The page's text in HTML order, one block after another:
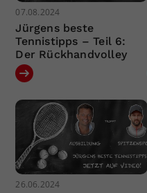
07.08.2024
Jürgens beste
Tennistipps – Teil 6:
Der Rückhandvolley
26.06.2024